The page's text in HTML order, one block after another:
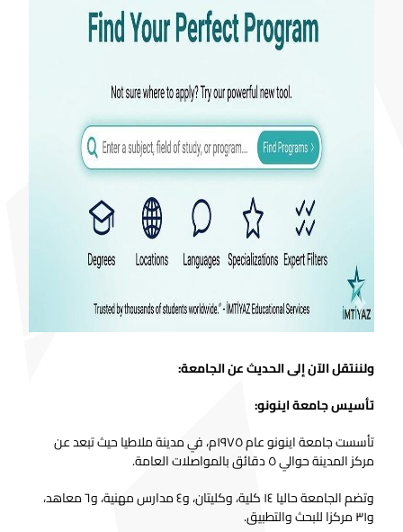
ولننتقل الآن إلى الحديث عن الجامعة:
تأسيس جامعة اينونو:
تأسست جامعة اينونو عام ١٩٧٥م، في مدينة ملاطيا حيث تبعد عن
مركز المدينة حوالي ٥ دقائق بالمواصلات العامة.
وتضم الجامعة حاليا ١٤ كلية، وكليتان، و٤ مدارس مهنية، و٦ معاهد،
و٣١ مركزا للبحث والتطبيق.